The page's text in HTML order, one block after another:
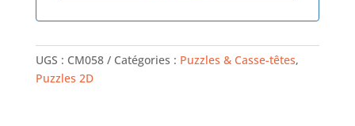
UGS : CM058 Catégories : Puzzles & Casse-têtes,
Puzzles 2D